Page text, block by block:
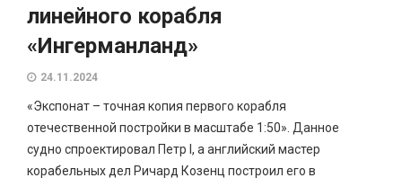
линейного корабля
«Ингерманланд»
24.11.2024
«Экспонат – точная копия первого корабля
отечественной постройки в масштабе 1:50». Данное
судно спроектировал Петр I, а английский мастер
корабельных дел Ричард Козенц построил его в